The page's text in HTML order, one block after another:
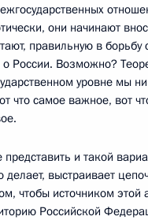
они начинают
правильную в борьбу
о России. Возможно?
уровне мы
что самое важное, вот
и такой
делает, выстраивает
чтобы источником этой
Российской